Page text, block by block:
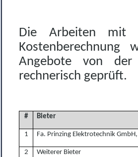
Die Arbeiten mit
Kostenberechnung
Angebote von der
rechnerisch geprüft.
# Bieter
1 Fa. Prinzing Elektrotechnik
2 Weiterer Bieter